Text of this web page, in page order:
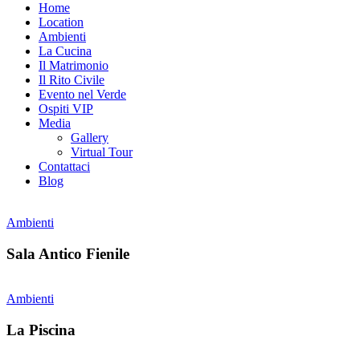
Home
Location
Ambienti
La Cucina
Il Matrimonio
Il Rito Civile
Evento nel Verde
Ospiti VIP
Media
Gallery
Virtual Tour
Contattaci
Blog
Ambienti
Sala Antico Fienile
Ambienti
La Piscina